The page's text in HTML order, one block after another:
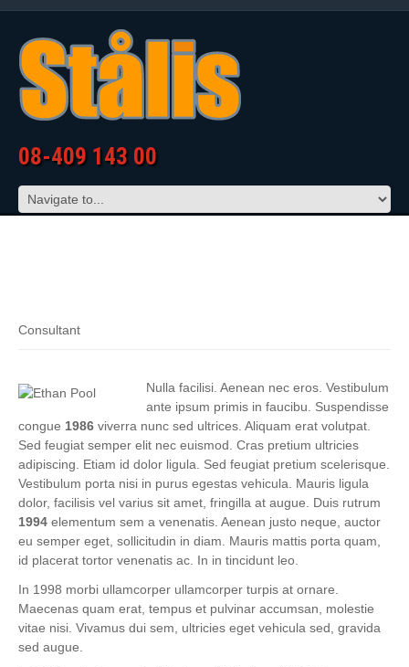
08-409 143 00
Consultant
Nulla facilisi. Aenean nec eros. Vestibulum
ante ipsum primis in faucibu. Suspendisse
congue 1986 viverra nunc sed ultrices. Aliquam erat volutpat.
Sed feugiat semper elit nec euismod. Cras pretium ultricies
adipiscing. Etiam id dolor ligula. Sed feugiat pretium scelerisque.
Vestibulum porta nisi in purus egestas vehicula. Mauris ligula
dolor, facilisis vel varius sit amet, fringilla at augue. Duis rutrum
1994 elementum sem a venenatis. Aenean justo neque, auctor
eu semper eget, sollicitudin in diam. Mauris mattis porta quam,
id placerat tortor venenatis ac. In in tincidunt leo.
In 1998 morbi ullamcorper ullamcorper turpis at ornare.
Maecenas quam erat, tempus et pulvinar accumsan, molestie
vitae nisi. Vivamus dui sem, ultricies eget vehicula sed, gravida
sed augue.